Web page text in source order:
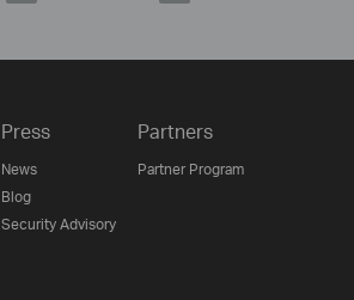
Press
News
Blog
Security Advisory
Partners
Partner Program